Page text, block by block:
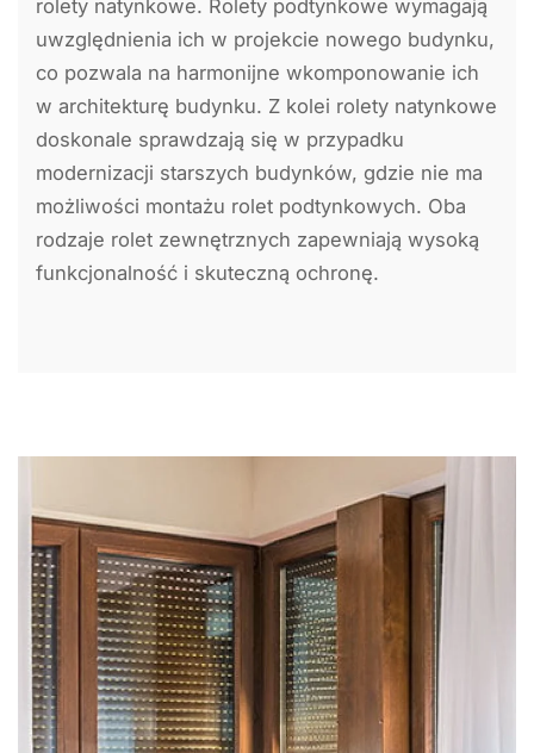
rolety natynkowe. Rolety podtynkowe wymagają
uwzględnienia ich w projekcie nowego budynku,
co pozwala na harmonijne wkomponowanie ich
w architekturę budynku. Z kolei rolety natynkowe
doskonale sprawdzają się w przypadku
modernizacji starszych budynków, gdzie nie ma
możliwości montażu rolet podtynkowych. Oba
rodzaje rolet zewnętrznych zapewniają wysoką
funkcjonalność i skuteczną ochronę.